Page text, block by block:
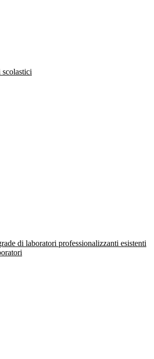
di laboratori professionalizzanti esistenti